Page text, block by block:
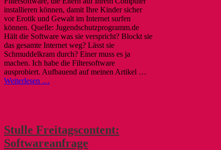
installieren können, damit Ihre Kinder sicher
vor Erotik und Gewalt im Internet surfen
können. Quelle: Jugendschutzprogramm.de
Hält die Software was sie verspricht? Blockt sie
das gesamte Internet weg? Lässt sie
Schmuddelkram durch? Einer muss es ja
machen. Ich habe die Filtersoftware
ausprobiert. Aufbauend auf meinen Artikel …
Weiterlesen …
Stulle Freitagscontent:
Softwareanfrage